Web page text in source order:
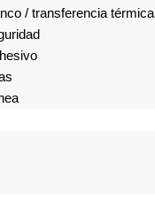
/ transferencia térmica